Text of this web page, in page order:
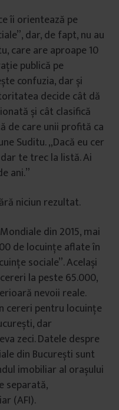
îi orientează pe
dar, de fapt, nu au
care are aproape 10
publică pe
confuzia, dar și
decide cât dă
și cât clasifică
de care unii profită ca
Suditu. „Dacă eu cer
te trec la listă. Ai
ani.”
niciun rezultat.
din 2015, mai
de locuințe aflate în
sociale”. Același
la peste 65.000,
nevoii reale.
cereri pentru locuințe
dar
zeci. Datele despre
din București sunt
imobiliar al orașului
separată,
(AFI).